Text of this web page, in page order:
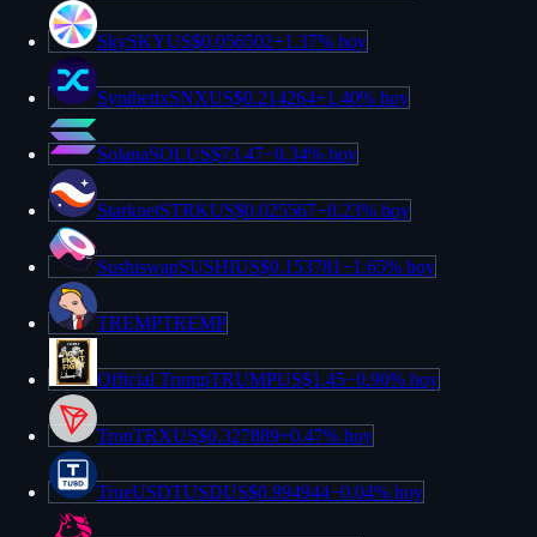
SkySKYUS$0.056502+1.37% hoy
SynthetixSNXUS$0.214264+1.40% hoy
SolanaSOLUS$73.47−0.34% hoy
StarknetSTRKUS$0.025567−0.23% hoy
SushiswapSUSHIUS$0.153781−1.65% hoy
TREMPTREMP
Official TrumpTRUMPUS$1.45−0.90% hoy
TronTRXUS$0.327889+0.47% hoy
TrueUSDTUSDUS$0.994944−0.04% hoy